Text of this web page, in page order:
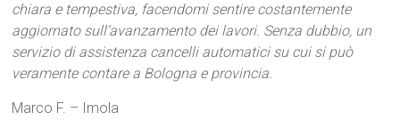
chiara e tempestiva, facendomi sentire costantemente
aggiornato sull’avanzamento dei lavori. Senza dubbio, un
servizio di assistenza cancelli automatici su cui si può
veramente contare a Bologna e provincia.
Marco F. – Imola